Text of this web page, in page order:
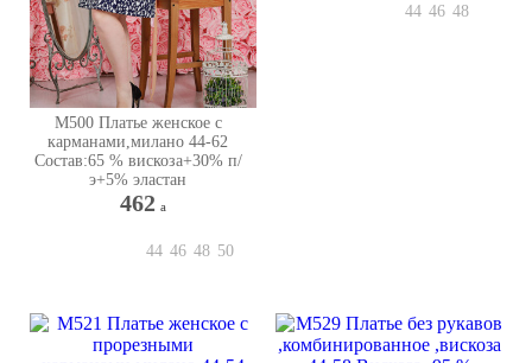
М500 Платье женское с
карманами,милано 44-62
Состав:65 % вискоза+30% п/
э+5% эластан
462 a
44 46 48 50
44 46 48